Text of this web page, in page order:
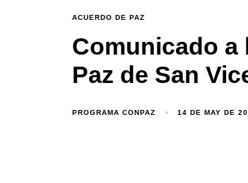
ACUERDO DE PAZ
Comunicado a
Paz de San
PROGRAMA CONPAZ 14 DE MAY DE